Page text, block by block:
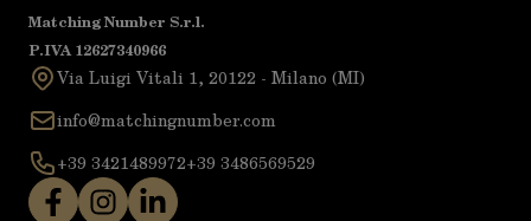
Matching Number S.r.l.
P.IVA 12627340966
Via Luigi Vitali 1, 20122 - Milano (MI)
info@matchingnumber.com
+39 3421489972+39 3486569529